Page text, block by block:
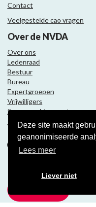
Deze site maakt
geanonimiseerde
Lees meer
Liever niet
Contact
Veelgestelde cao vragen
Over de NVDA
Over ons
Ledenraad
Bestuur
Bureau
Expertgroepen
Vrijwilligers
Samenwerkingspartners
Volg ons